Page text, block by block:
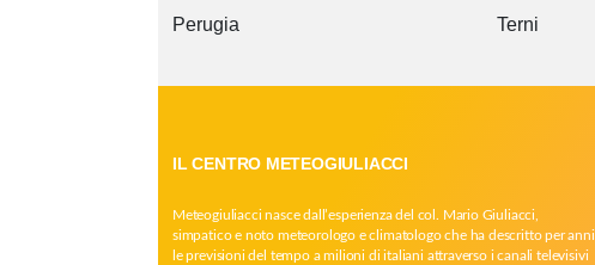
Perugia Terni
IL CENTRO METEOGIULIACCI
Meteogiuliacci nasce dall’esperienza del col. Mario Giuliacci,
simpatico e noto meteorologo e climatologo che ha descritto per anni
le previsioni del tempo a milioni di italiani attraverso i canali televisivi